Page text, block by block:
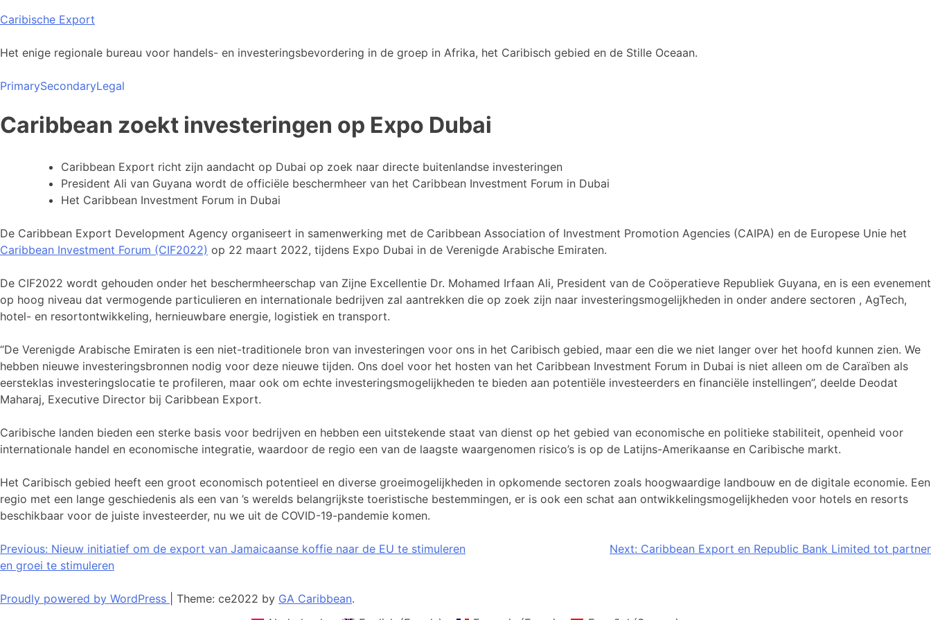
Skip
content
Caribische Export
Het enige regionale bureau voor handels- en investeringsbevordering in de groep in Afrika, het Caribisch gebied en de Stille Oceaan.
PrimarySecondaryLegal
Caribbean zoekt investeringen op Expo Dubai
Caribbean Export richt zijn aandacht op Dubai op zoek naar directe buitenlandse investeringen
President Ali van Guyana wordt de officiële beschermheer van het Caribbean Investment Forum in Dubai
Het Caribbean Investment Forum in Dubai
De Caribbean Export Development Agency organiseert in samenwerking met de Caribbean Association of Investment Promotion Agencies (CAIPA) en de Europese Unie het
Caribbean Investment Forum (CIF2022) op 22 maart 2022, tijdens Expo Dubai in de Verenigde Arabische Emiraten.
De CIF2022 wordt gehouden onder het beschermheerschap van Zijne Excellentie Dr. Mohamed Irfaan Ali, President van de Coöperatieve Republiek Guyana, en is een evenement
op hoog niveau dat vermogende particulieren en internationale bedrijven zal aantrekken die op zoek zijn naar investeringsmogelijkheden in onder andere sectoren , AgTech,
hotel- en resortontwikkeling, hernieuwbare energie, logistiek en transport.
“De Verenigde Arabische Emiraten is een niet-traditionele bron van investeringen voor ons in het Caribisch gebied, maar een die we niet langer over het hoofd kunnen zien. We
hebben nieuwe investeringsbronnen nodig voor deze nieuwe tijden. Ons doel voor het hosten van het Caribbean Investment Forum in Dubai is niet alleen om de Caraïben als
eersteklas investeringslocatie te profileren, maar ook om echte investeringsmogelijkheden te bieden aan potentiële investeerders en financiële instellingen”, deelde Deodat
Maharaj, Executive Director bij Caribbean Export.
Caribische landen bieden een sterke basis voor bedrijven en hebben een uitstekende staat van dienst op het gebied van economische en politieke stabiliteit, openheid voor
internationale handel en economische integratie, waardoor de regio een van de laagste waargenomen risico’s is op de Latijns-Amerikaanse en Caribische markt.
Het Caribisch gebied heeft een groot economisch potentieel en diverse groeimogelijkheden in opkomende sectoren zoals hoogwaardige landbouw en de digitale economie. Een
regio met een lange geschiedenis als een van ’s werelds belangrijkste toeristische bestemmingen, er is ook een schat aan ontwikkelingsmogelijkheden voor hotels en resorts
beschikbaar voor de juiste investeerder, nu we uit de COVID-19-pandemie komen.
Bericht
navigatie
Previous: Nieuw initiatief om de export van Jamaicaanse koffie naar de EU te stimuleren
en groei te stimuleren
Next: Caribbean Export en Republic Bank Limited tot partner
Proudly powered by WordPress Theme: ce2022 by GA Caribbean.